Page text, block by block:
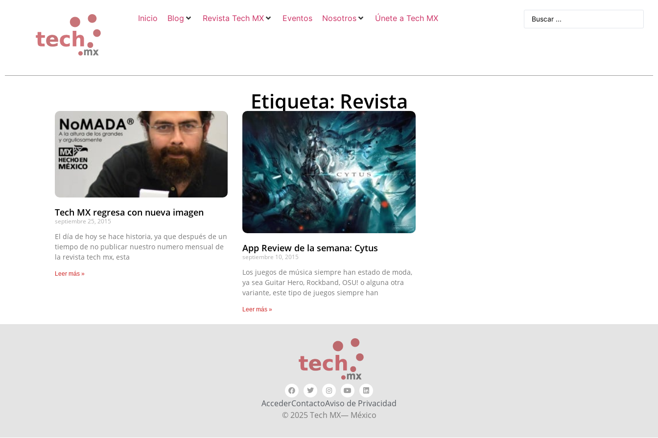
Inicio Blog Revista Tech MX Eventos Nosotros Únete a Tech MX
Etiqueta: Revista
Tech MX regresa con nueva imagen
septiembre 25, 2015
El día de hoy se hace historia, ya que después de un
tiempo de no publicar nuestro numero mensual de
la revista tech mx, esta
Leer más »
App Review de la semana: Cytus
septiembre 10, 2015
Los juegos de música siempre han estado de moda,
ya sea Guitar Hero, Rockband, OSU! o alguna otra
variante, este tipo de juegos siempre han
Leer más »
AccederContactoAviso de Privacidad
© 2025 Tech MX— México